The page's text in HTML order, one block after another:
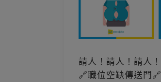
請人！請人！請人！
🔗職位空缺傳送門🔗